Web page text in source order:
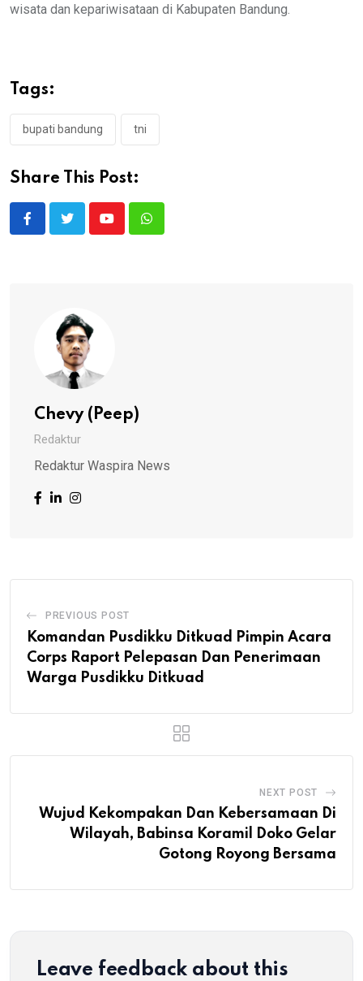
wisata dan kepariwisataan di Kabupaten Bandung.
Tags:
bupati bandung tni
Share This Post:
YoutubeWhatsapp
Chevy (Peep)
Redaktur
Redaktur Waspira News
PREVIOUS POST
Komandan Pusdikku Ditkuad Pimpin Acara
Corps Raport Pelepasan Dan Penerimaan
Warga Pusdikku Ditkuad
NEXT POST
Wujud Kekompakan Dan Kebersamaan Di
Wilayah, Babinsa Koramil Doko Gelar
Gotong Royong Bersama
Leave feedback about this